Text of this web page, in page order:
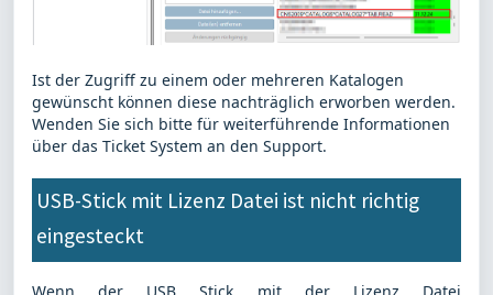
Ist der Zugriff zu einem oder mehreren Katalogen
gewünscht können diese nachträglich erworben werden.
Wenden Sie sich bitte für weiterführende Informationen
über das Ticket System an den Support.
USB-Stick mit Lizenz Datei ist nicht richtig
eingesteckt
Wenn der USB Stick mit der Lizenz Datei